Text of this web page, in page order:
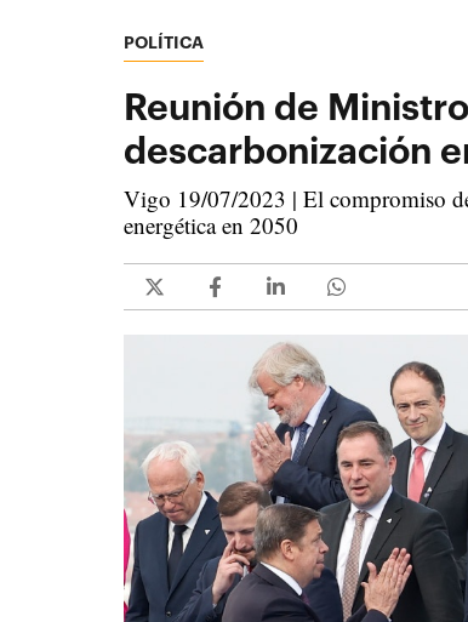
POLÍTICA
Reunión de
descarbonización
Vigo 19/07/2023 | El compromiso
energética en 2050